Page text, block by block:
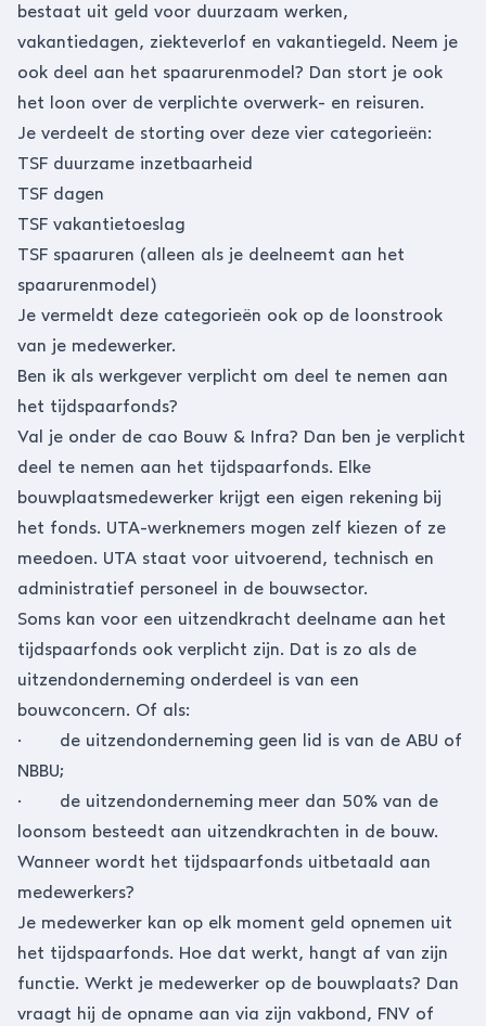
bestaat uit geld voor duurzaam werken,
vakantiedagen, ziekteverlof en vakantiegeld. Neem je
ook deel aan het spaarurenmodel? Dan stort je ook
het loon over de verplichte overwerk- en reisuren.
Je verdeelt de storting over deze vier categorieën:
TSF duurzame inzetbaarheid
TSF dagen
TSF vakantietoeslag
TSF spaaruren (alleen als je deelneemt aan het
spaarurenmodel)
Je vermeldt deze categorieën ook op de loonstrook
van je medewerker.
Ben ik als werkgever verplicht om deel te nemen aan
het tijdspaarfonds?
Val je onder de cao Bouw & Infra? Dan ben je verplicht
deel te nemen aan het tijdspaarfonds. Elke
bouwplaatsmedewerker krijgt een eigen rekening bij
het fonds. UTA-werknemers mogen zelf kiezen of ze
meedoen. UTA staat voor uitvoerend, technisch en
administratief personeel in de bouwsector.
Soms kan voor een uitzendkracht deelname aan het
tijdspaarfonds ook verplicht zijn. Dat is zo als de
uitzendonderneming onderdeel is van een
bouwconcern. Of als:
· de uitzendonderneming geen lid is van de ABU of
NBBU;
· de uitzendonderneming meer dan 50% van de
loonsom besteedt aan uitzendkrachten in de bouw.
Wanneer wordt het tijdspaarfonds uitbetaald aan
medewerkers?
Je medewerker kan op elk moment geld opnemen uit
het tijdspaarfonds. Hoe dat werkt, hangt af van zijn
functie. Werkt je medewerker op de bouwplaats? Dan
vraagt hij de opname aan via zijn vakbond, FNV of